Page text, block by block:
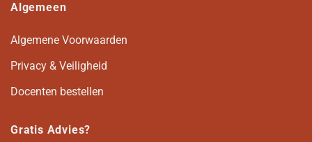
Algemeen
Algemene Voorwaarden
Privacy & Veiligheid
Docenten bestellen
Gratis Advies?